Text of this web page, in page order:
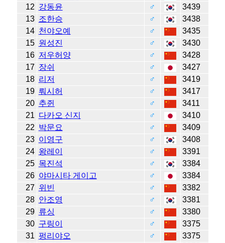
12 강동윤 ♂
3439
13 조한승 ♂
3438
14 천야오예 ♂
3435
15 원성진 ♂
3430
16 저우허양 ♂
3428
17 장쉬 ♂
3427
18 리저 ♂
3419
19 뤄시허 ♂
3417
20 추쥔 ♂
3411
21 다카오 신지 ♂
3410
22 박문요 ♂
3409
23 이영구 ♂
3408
24 왕레이 ♂
3391
25 목진석 ♂
3384
26 야마시타 게이고 ♂
3384
27 위빈 ♂
3382
28 안조영 ♂
3381
29 류싱 ♂
3380
30 구링이 ♂
3375
31 펑리야오 ♂
3375